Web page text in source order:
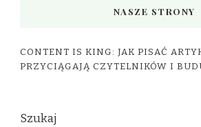
NASZE STRONY
CONTENT IS KING: JAK PISAĆ
PRZYCIĄGAJĄ CZYTELNIKÓW I
Szukaj